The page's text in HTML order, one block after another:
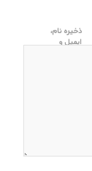
ذخیره نام،
ایمیل و